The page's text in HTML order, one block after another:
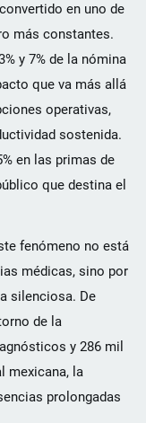
en uno de
más constantes.
y 7% de la nómina
que va más allá
operativas,
sostenida.
en las primas de
que destina el
fenómeno no está
médicas, sino por
silenciosa. De
de la
y 286 mil
mexicana, la
prolongadas